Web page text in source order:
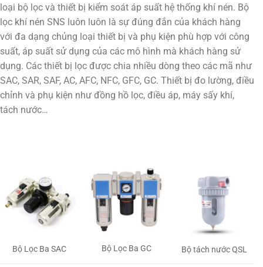
loại bộ lọc và thiết bị kiểm soát áp suất hệ thống khí nén. Bộ
lọc khí nén SNS luôn luôn là sự đúng đắn của khách hàng
với đa dạng chủng loại thiết bị và phụ kiện phù hợp với công
suất, áp suất sử dụng của các mô hình mà khách hàng sử
dụng. Các thiết bị lọc được chia nhiều dòng theo các mã như
SAC, SAR, SAF, AC, AFC, NFC, GFC, GC. Thiết bị đo lường, điều
chỉnh và phụ kiện như đồng hồ lọc, điều áp, máy sấy khí,
tách nước…
Bộ Lọc Ba SAC Bộ Lọc Ba GC Bộ tách nước QSL